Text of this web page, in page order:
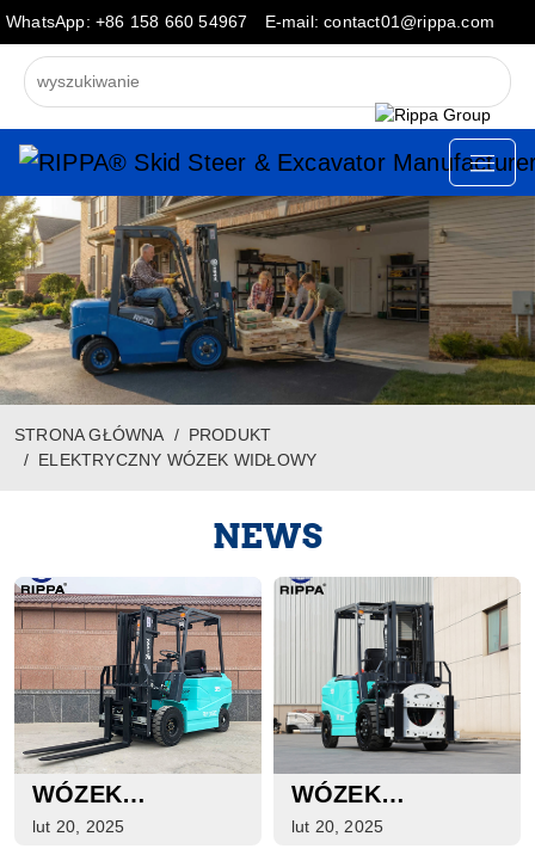
WhatsApp: +86 158 660 54967 E-mail: contact01@rippa.com
STRONA GŁÓWNA
PRODUKT
ELEKTRYCZNY WÓZEK WIDŁOWY
NEWS
WÓZEK
WIDŁOWY
lut 20, 2025
WÓZEK
WIDŁOWY
lut 20, 2025